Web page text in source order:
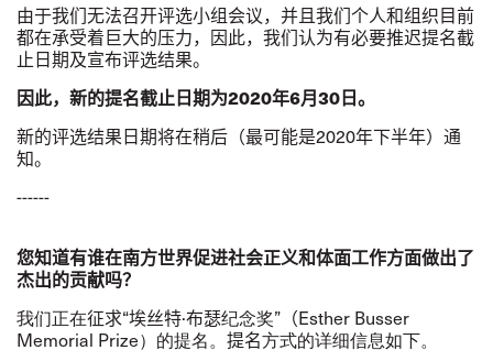
由于我们无法召开评选小组会议，并且我们个人和组织目前
都在承受着巨大的压力，因此，我们认为有必要推迟提名截
止日期及宣布评选结果。
因此，新的提名截止日期为2020年6月30日。
新的评选结果日期将在稍后（最可能是2020年下半年）通
知。
------
您知道有谁在南方世界促进社会正义和体面工作方面做出了
杰出的贡献吗？
我们正在征求“埃丝特·布瑟纪念奖”（Esther Busser
Memorial Prize） 的提名。 提名方式的详细信息如下。